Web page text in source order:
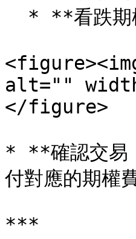
alt=""
</figure>
* **確認交易
付對應的期權
***